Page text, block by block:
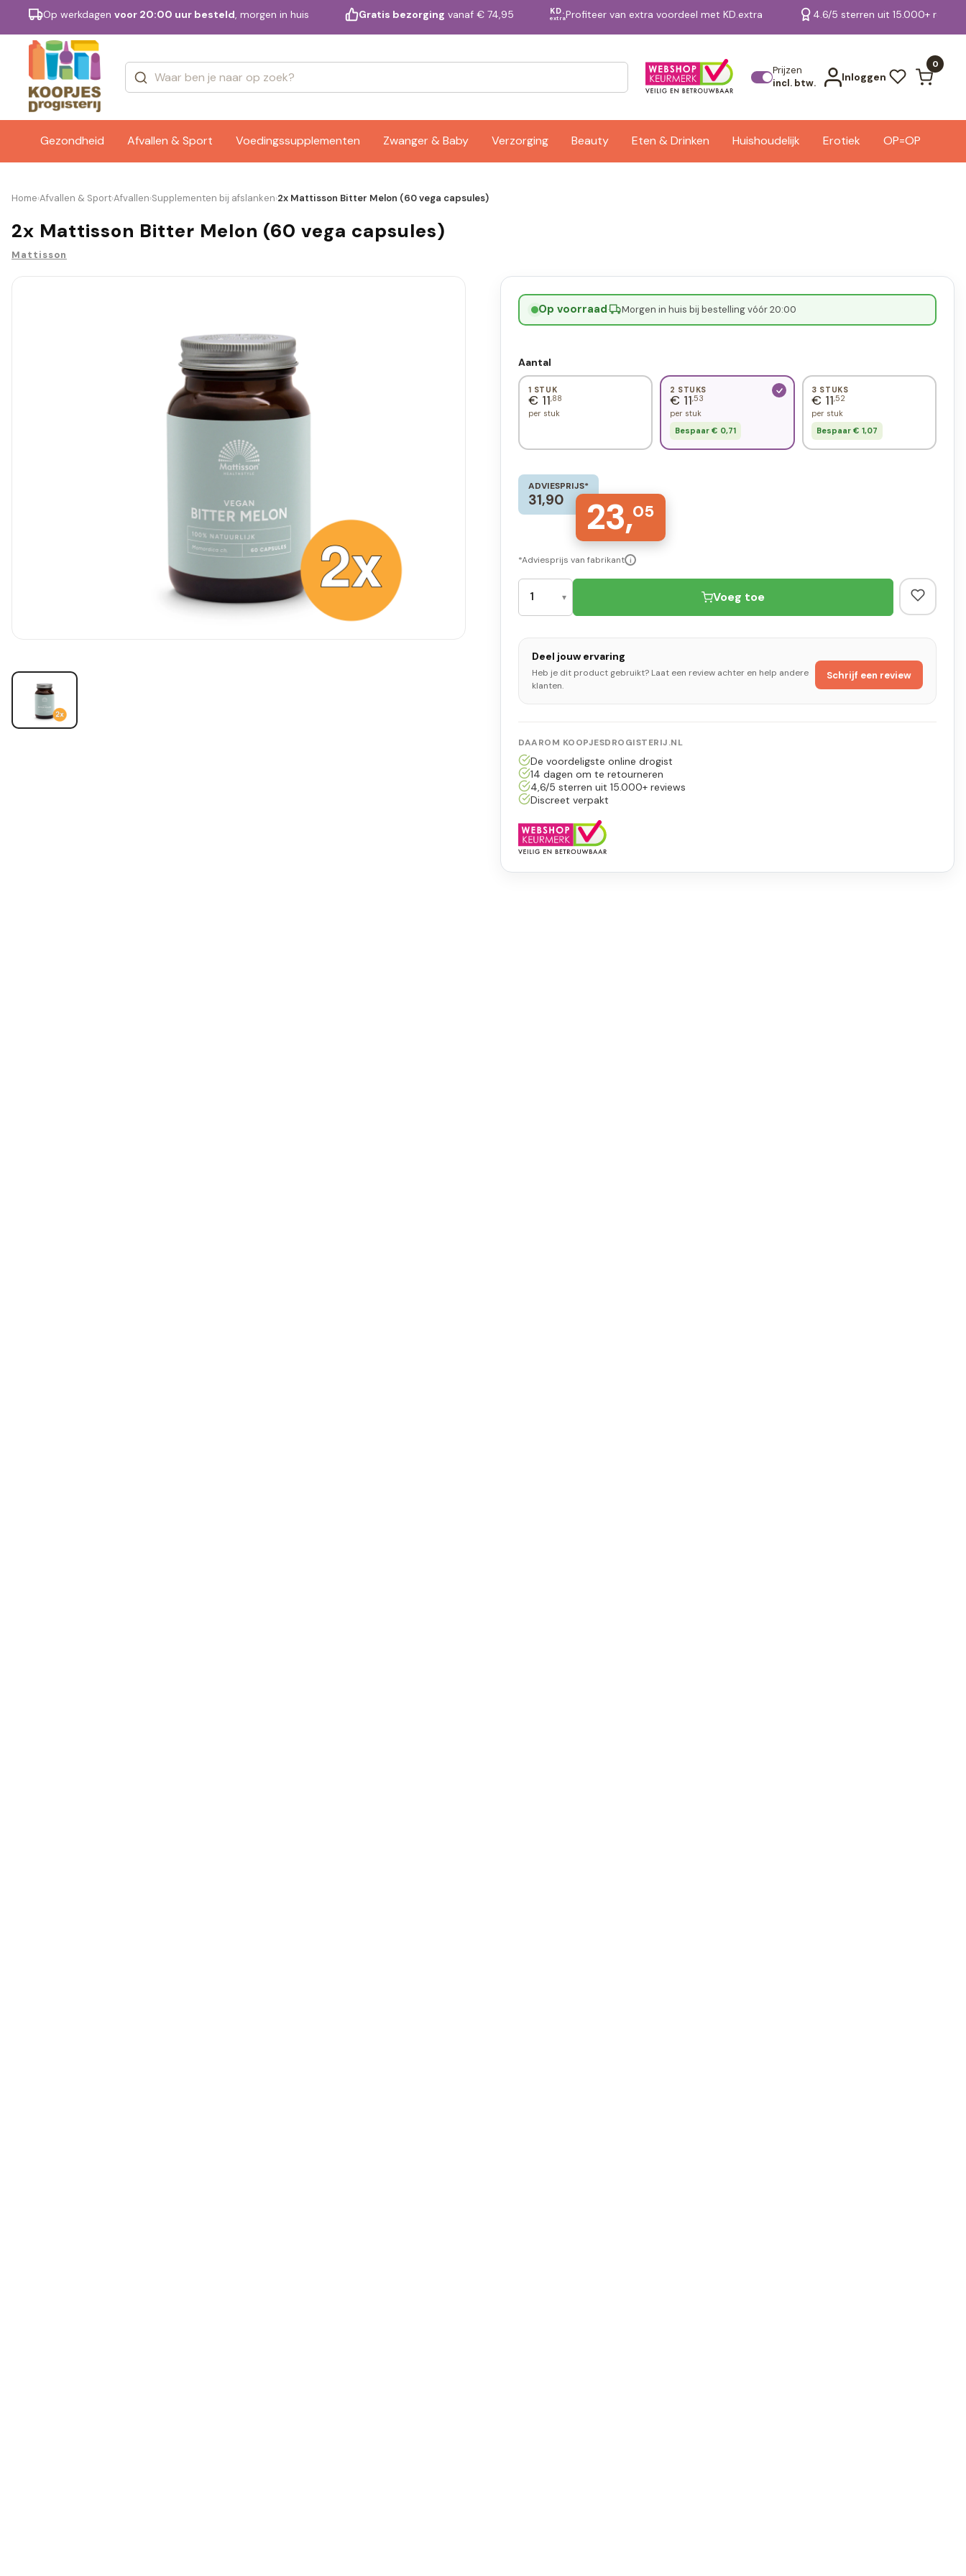
Op werkdagen voor 20:00 uur besteld, morgen in huis Gratis bezorging vanaf € 74,95 KD.
extraProfiteer van extra voordeel met KD.extra 4.6/5 sterren uit 15.000+
Prijzen
incl. btw.
Inloggen
0
Gezondheid Afvallen & Sport Voedingssupplementen Zwanger & Baby Verzorging Beauty Eten & Drinken Huishoudelijk Erotiek OP=OP
Merken Bekijk alle resultaten
Home›Afvallen & Sport›Afvallen›Supplementen bij afslanken›2x Mattisson Bitter Melon (60 vega capsules)
2x Mattisson Bitter Melon (60 vega capsules)
Mattisson
Op voorraad· Morgen in huis bij bestelling vóór 20:00
Aantal
1 STUK
€ 11,88
per stuk
2 STUKS
€ 11,53
per stuk
Bespaar € 0,71
3 STUKS
€ 11,52
per stuk
Bespaar € 1,07
ADVIESPRIJS*
31,90 23,05
*Adviesprijs van fabrikant i
Voeg toe
Deel jouw ervaring
Heb je dit product gebruikt? Laat een review achter en help andere
klanten.
Schrijf een review
DAAROM KOOPJESDROGISTERIJ.NL
De voordeligste online drogist
14 dagen om te retourneren
4,6/5 sterren uit 15.000+ reviews
Discreet verpakt